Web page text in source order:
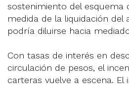
sostenimiento del esquema
medida de la liquidación del
podría diluirse hacia
Con tasas de interés en
circulación de pesos, el
carteras vuelve a escena.